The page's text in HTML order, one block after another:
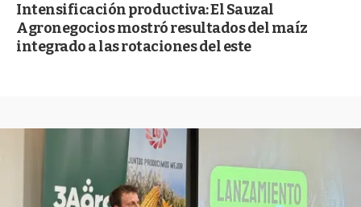
Intensificación productiva: El Sauzal
Agronegocios mostró resultados del maíz
integrado a las rotaciones del este